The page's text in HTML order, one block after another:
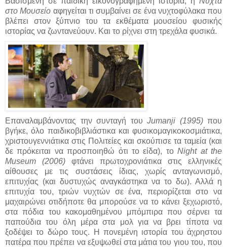
στο Μουσείο αφηγείται τι συμβαίνει σε ένα νυχτοφύλακα που
βλέπει στον ξύπνιο του τα εκθέματα μουσείου φυσικής
ιστορίας να ζωντανεύουν. Και το ρίχνει στη τρεχάλα φυσικά.
Επαναλαμβάνοντας την συνταγή του Jumanji (1995)που
βγήκε, όλο παιδικοβιβλιάστικα και φυσικομαγικοκοσμιάτικα,
χριστουγεννιάτικα στις Πολιτείες και σκούπισε τα ταμεία (και
δε πρόκειται να προσποιηθώ ότι το είδα), τοNight at the
Museum (2006) φτάνει πρωτοχρονιάτικα στις ελληνικές
αίθουσες με τις συστάσεις ίδιας, χωρίς ανταγωνισμό,
επιτυχίας (και δυστυχώς αναγκάστηκα να το δω). Αλλά η
επιτυχία του, τριών νυχτών σε ένα, περιορίζεται στο να
μαχαιρώνει οτιδήποτε θα μπορούσε να το κάνει ξεχωριστό,
στα πόδια του κακομαθημένου μπόμπιρα που σέρνει τα
παπούδια του όλη μέρα στα μολ για να βρει τίποτα να
ξοδέψει το δώρο τους. Η πονεμένη ιστορία του άχρηστου
πατέρα που πρέπει να εξυψωθεί στα μάτια του γιου του, που